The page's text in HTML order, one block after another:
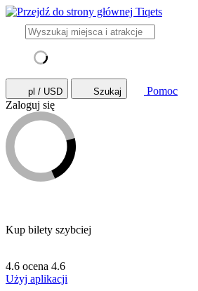
pl / USD Szukaj
Pomoc
Zaloguj się
Kup bilety szybciej
4.6 ocena 4.6
Użyj aplikacji